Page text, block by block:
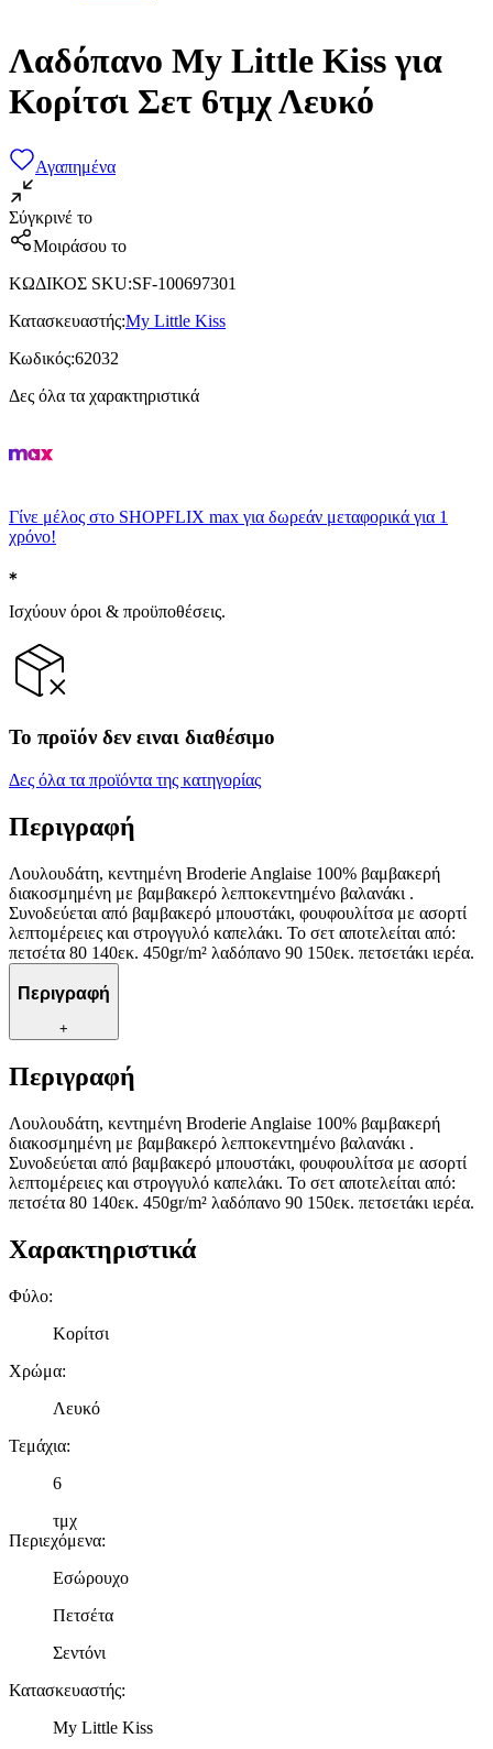
Λαδόπανο My Little Kiss για
Κορίτσι Σετ 6τμχ Λευκό
Αγαπημένα
Σύγκρινέ το
Μοιράσου το
ΚΩΔΙΚΟΣ SKU:SF-100697301
Κατασκευαστής:My Little Kiss
Κωδικός:62032
Δες όλα τα χαρακτηριστικά
Γίνε μέλος στο SHOPFLIX max για δωρεάν μεταφορικά για 1
χρόνο!
Ισχύουν όροι & προϋποθέσεις.
Το προϊόν δεν ειναι διαθέσιμο
Δες όλα τα προϊόντα της κατηγορίας
Περιγραφή
Λουλουδάτη, κεντημένη Broderie Anglaise 100% βαμβακερή
διακοσμημένη με βαμβακερό λεπτοκεντημένο βαλανάκι .
Συνοδεύεται από βαμβακερό μπουστάκι, φουφουλίτσα με ασορτί
λεπτομέρειες και στρογγυλό καπελάκι. To σετ αποτελείται από:
πετσέτα 80 140εκ. 450gr/m² λαδόπανο 90 150εκ. πετσετάκι ιερέα.
Περιγραφή
+
Περιγραφή
Λουλουδάτη, κεντημένη Broderie Anglaise 100% βαμβακερή
διακοσμημένη με βαμβακερό λεπτοκεντημένο βαλανάκι .
Συνοδεύεται από βαμβακερό μπουστάκι, φουφουλίτσα με ασορτί
λεπτομέρειες και στρογγυλό καπελάκι. To σετ αποτελείται από:
πετσέτα 80 140εκ. 450gr/m² λαδόπανο 90 150εκ. πετσετάκι ιερέα.
Χαρακτηριστικά
Φύλο:
Κορίτσι
Χρώμα:
Λευκό
Τεμάχια:
6
τμχ
Περιεχόμενα:
Εσώρουχο
Πετσέτα
Σεντόνι
Κατασκευαστής:
My Little Kiss